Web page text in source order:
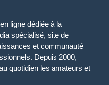
ligne dédiée à la
spécialisé, site de
et communauté
Depuis 2000,
quotidien les amateurs et